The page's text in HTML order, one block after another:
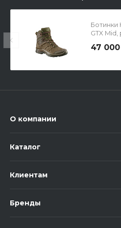
Ботинки
GTX Mid,
47
О компании
Каталог
Клиентам
Бренды